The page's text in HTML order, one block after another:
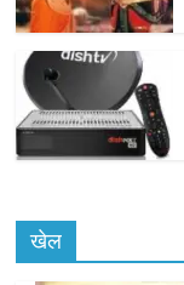
खेल